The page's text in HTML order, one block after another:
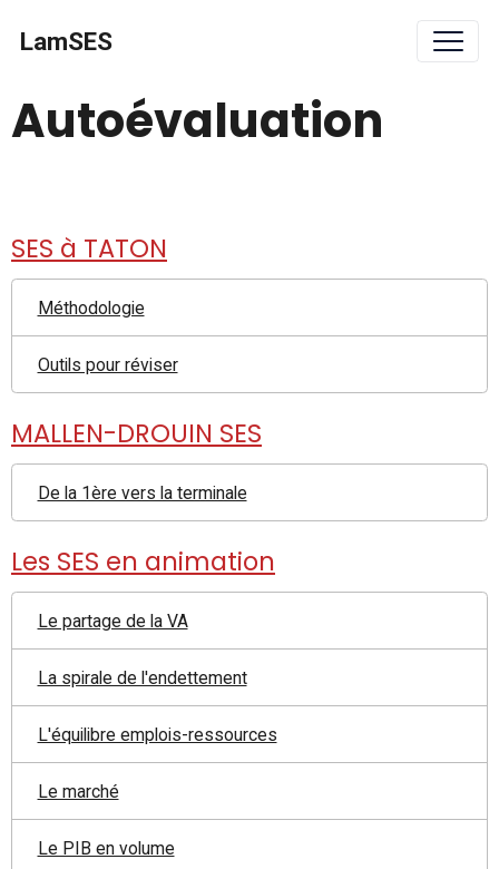
LamSES
Autoévaluation
SES à TATON
Méthodologie
Outils pour réviser
MALLEN-DROUIN SES
De la 1ère vers la terminale
Les SES en animation
Le partage de la VA
La spirale de l'endettement
L'équilibre emplois-ressources
Le marché
Le PIB en volume